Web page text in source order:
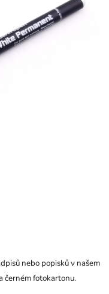
nebo popisků v našem
černém fotokartonu.